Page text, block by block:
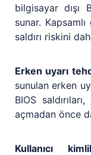
bilgisayar dışı
sunar.
saldırı riskini
Erken uyarı
sunulan erken
BIOS
açmadan önce
Kullanıcı